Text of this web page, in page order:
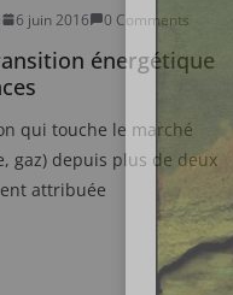
6 juin 2016 0 Comments
énergétique
qui touche le marché
gaz) depuis plus de deux
attribuée